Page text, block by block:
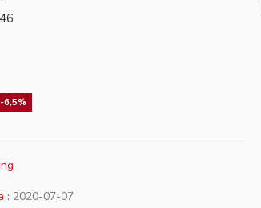
-6,5%
: 2020-07-07